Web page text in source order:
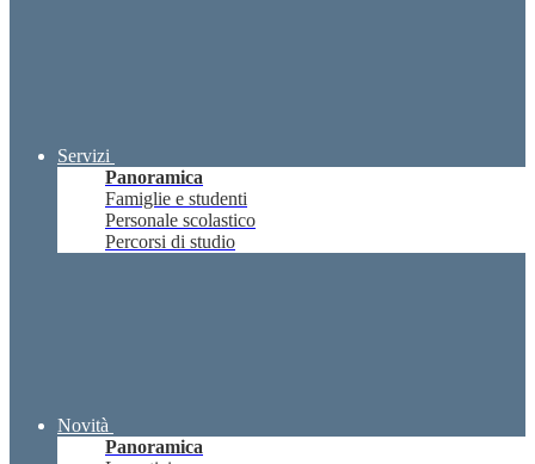
Servizi
Panoramica
Famiglie e studenti
Personale scolastico
Percorsi di studio
Novità
Panoramica